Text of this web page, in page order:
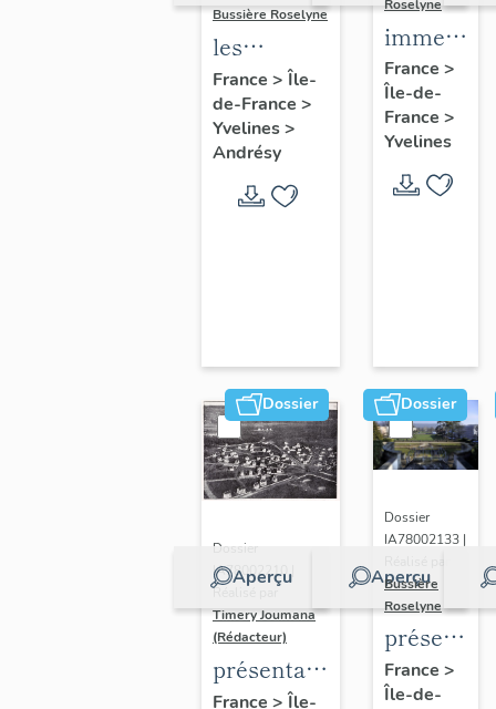
Bussière Roselyne
les
immeubles,
maisons et
fermes du
canton
d'Andrésy
France > Île-
de-France >
Yvelines>
Andrésy
Roselyne
maisons,
fermes
France >
Île-de-
France >
Yvelines
Dossier
Aperçu
Dossier
IA78002210 |
Réalisé par
Timery Joumana
(Rédacteur)
présentation
de l'étude
France > Île-
Dossier
Aperçu
Dossier
IA78002133 |
Bussière
Roselyne
du
diagnostic
France >
Île-de-